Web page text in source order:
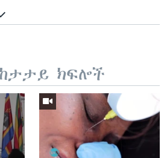
ክፍሎች